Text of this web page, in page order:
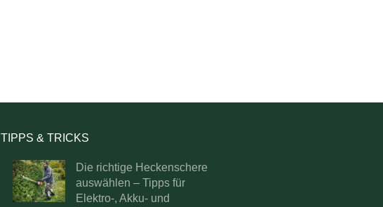
TIPPS & TRICKS
Die richtige Heckenschere
auswählen – Tipps für
Elektro-, Akku- und